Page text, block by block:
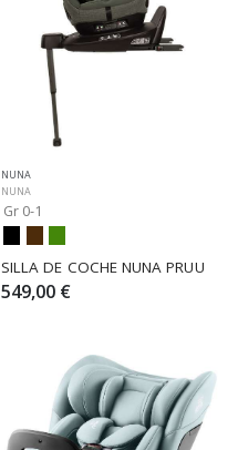
NUNA
NUNA
Gr 0-1
SILLA DE COCHE NUNA PRUU
549,00 €